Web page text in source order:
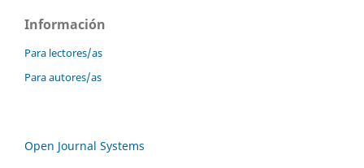
Información
Para lectores/as
Para autores/as
Open Journal Systems